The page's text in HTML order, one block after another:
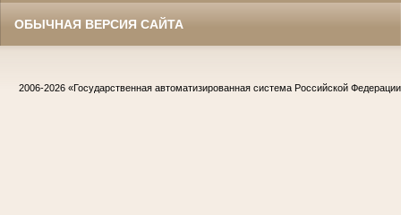
ОБЫЧНАЯ ВЕРСИЯ САЙТА
2006-2026 «Государственная автоматизированная система Российской